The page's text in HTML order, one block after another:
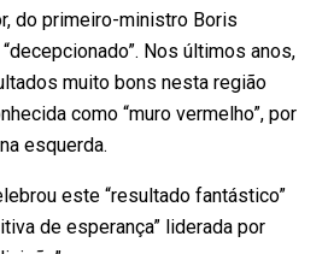
do primeiro-ministro Boris
Nos últimos anos,
muito bons nesta região
como “muro vermelho”, por
esquerda.
este “resultado fantástico”
de esperança” liderada por